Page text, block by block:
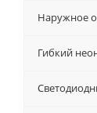
Наружное
Гибкий